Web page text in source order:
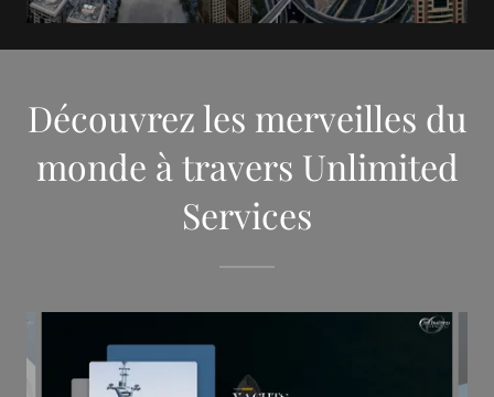
Découvrez les merveilles du
monde à travers Unlimited
Services